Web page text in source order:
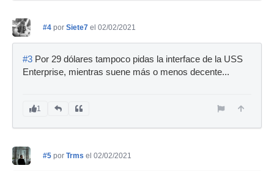
#4 por Siete7 el 02/02/2021
#3 Por 29 dólares tampoco pidas la interface de la USS
Enterprise, mientras suene más o menos decente...
1
#5 por Trms el 02/02/2021